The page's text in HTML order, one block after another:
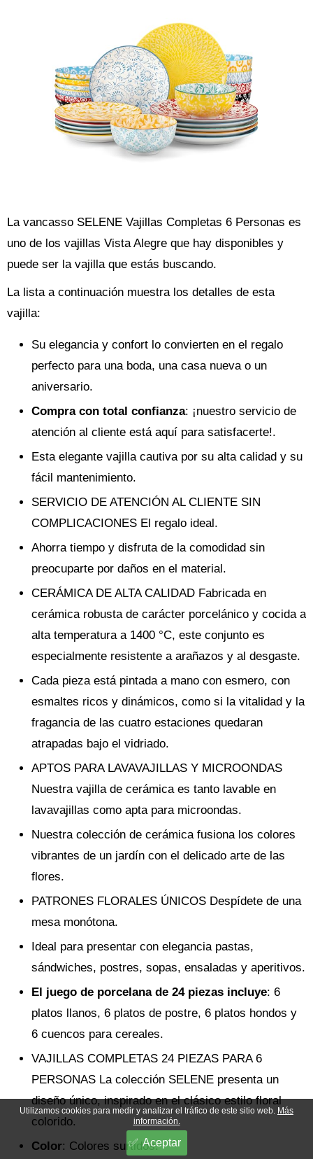
La vancasso SELENE Vajillas Completas 6 Personas es
uno de los vajillas Vista Alegre que hay disponibles y
puede ser la vajilla que estás buscando.
La lista a continuación muestra los detalles de esta
vajilla:
Su elegancia y confort lo convierten en el regalo
perfecto para una boda, una casa nueva o un
aniversario.
Compra con total confianza: ¡nuestro servicio de
atención al cliente está aquí para satisfacerte!.
Esta elegante vajilla cautiva por su alta calidad y su
fácil mantenimiento.
SERVICIO DE ATENCIÓN AL CLIENTE SIN
COMPLICACIONES El regalo ideal.
Ahorra tiempo y disfruta de la comodidad sin
preocuparte por daños en el material.
CERÁMICA DE ALTA CALIDAD Fabricada en
cerámica robusta de carácter porcelánico y cocida a
alta temperatura a 1400 °C, este conjunto es
especialmente resistente a arañazos y al desgaste.
Cada pieza está pintada a mano con esmero, con
esmaltes ricos y dinámicos, como si la vitalidad y la
fragancia de las cuatro estaciones quedaran
atrapadas bajo el vidriado.
APTOS PARA LAVAVAJILLAS Y MICROONDAS
Nuestra vajilla de cerámica es tanto lavable en
lavavajillas como apta para microondas.
Nuestra colección de cerámica fusiona los colores
vibrantes de un jardín con el delicado arte de las
flores.
PATRONES FLORALES ÚNICOS Despídete de una
mesa monótona.
Ideal para presentar con elegancia pastas,
sándwiches, postres, sopas, ensaladas y aperitivos.
El juego de porcelana de 24 piezas incluye: 6
platos llanos, 6 platos de postre, 6 platos hondos y
6 cuencos para cereales.
VAJILLAS COMPLETAS 24 PIEZAS PARA 6
PERSONAS La colección SELENE presenta un
diseño único, inspirado en el clásico estilo floral
colorido.
Color: Colores surtidos.
Utilizamos cookies para medir y analizar el tráfico de este sitio web. Más
información.
Aceptar